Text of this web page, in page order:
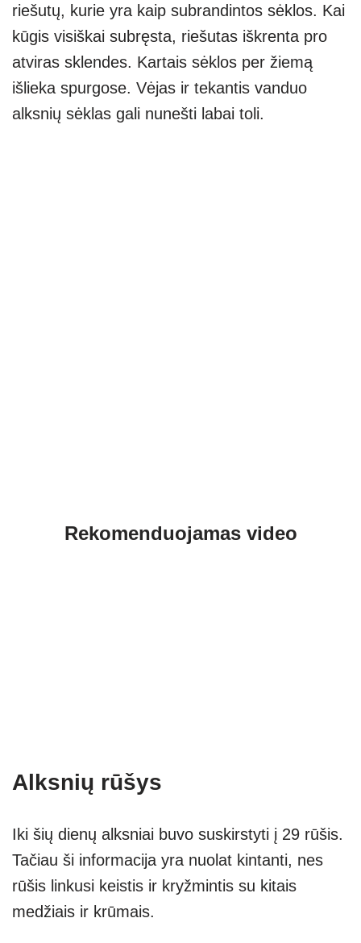
riešutų, kurie yra kaip subrandintos sėklos. Kai
kūgis visiškai subręsta, riešutas iškrenta pro
atviras sklendes. Kartais sėklos per žiemą
išlieka spurgose. Vėjas ir tekantis vanduo
alksnių sėklas gali nunešti labai toli.
Rekomenduojamas video
Alksnių rūšys
Iki šių dienų alksniai buvo suskirstyti į 29 rūšis.
Tačiau ši informacija yra nuolat kintanti, nes
rūšis linkusi keistis ir kryžmintis su kitais
medžiais ir krūmais.